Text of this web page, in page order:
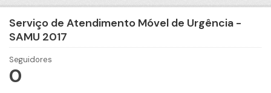
Serviço de Atendimento Móvel de Urgência -
SAMU 2017
Seguidores
0